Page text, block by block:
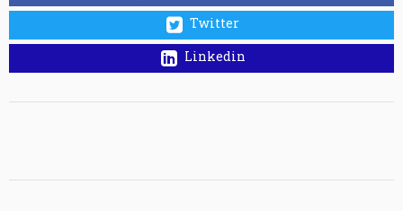
Twitter
Linkedin